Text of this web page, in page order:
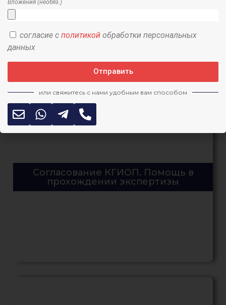
Согласование КГИОП. Помощь в
прохождении экспертизы
Вложения (необяз.)
согласие с политикой обработки персональных
данных
Отправить
или свяжитесь с нами удобным вам способом